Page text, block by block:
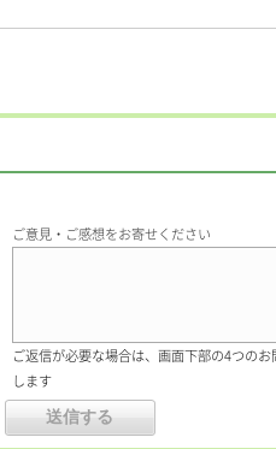
ご意見・ご感想をお寄せください
ご返信が必要な場合は、画面下部の4つの
します